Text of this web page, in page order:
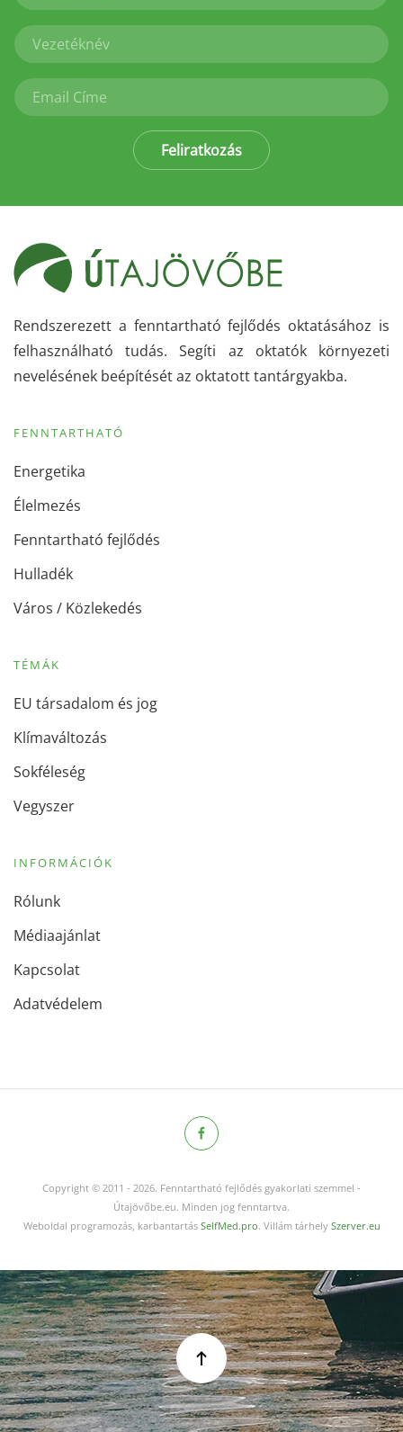
Feliratkozás
Rendszerezett a fenntartható fejlődés oktatásához is
felhasználható tudás. Segíti az oktatók környezeti
nevelésének beépítését az oktatott tantárgyakba.
FENNTARTHATÓ
Energetika
Élelmezés
Fenntartható fejlődés
Hulladék
Város / Közlekedés
TÉMÁK
EU társadalom és jog
Klímaváltozás
Sokféleség
Vegyszer
INFORMÁCIÓK
Rólunk
Médiaajánlat
Kapcsolat
Adatvédelem
Copyright © 2011 - 2026. Fenntartható fejlődés gyakorlati szemmel -
Útajövőbe.eu. Minden jog fenntartva.
Weboldal programozás, karbantartás SelfMed.pro. Villám tárhely Szerver.eu